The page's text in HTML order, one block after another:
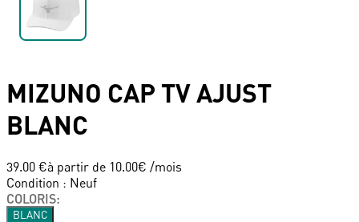
MIZUNO CAP TV AJUST
BLANC
39.00 €à partir de 10.00€ /mois
Condition : Neuf
COLORIS:
BLANC